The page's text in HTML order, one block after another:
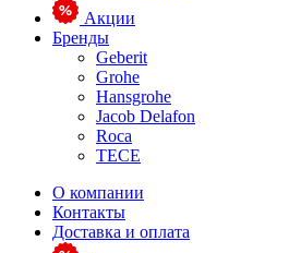
Акции
Бренды
Geberit
Grohe
Hansgrohe
Jacob Delafon
Roca
TECE
О компании
Контакты
Доставка и оплата